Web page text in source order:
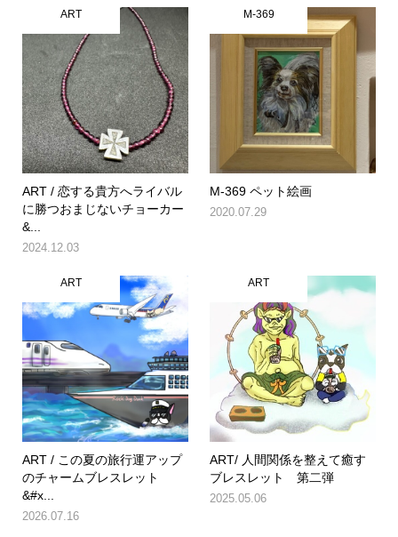
ART
ART / 恋する貴方へライバル
に勝つおまじないチョーカー
&...
2024.12.03
M-369
M-369 ペット絵画
2020.07.29
ART
ART / この夏の旅行運アップ
のチャームブレスレット
&#x...
2026.07.16
ART
ART/ 人間関係を整えて癒す
ブレスレット 第二弾
2025.05.06